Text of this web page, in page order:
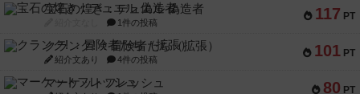
117 PT
宝石の煌き：デュエル 偽造者
1件の投稿
101 PT
クランク! ：冒険者たち（拡張）
紹介文あり 4件の投稿
80 PT
マーケットフレッシュ